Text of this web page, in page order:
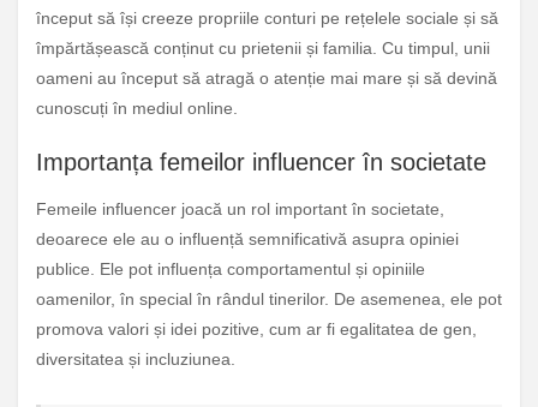
început să își creeze propriile conturi pe rețelele sociale și să
împărtășească conținut cu prietenii și familia. Cu timpul, unii
oameni au început să atragă o atenție mai mare și să devină
cunoscuți în mediul online.
Importanța femeilor influencer în societate
Femeile influencer joacă un rol important în societate,
deoarece ele au o influență semnificativă asupra opiniei
publice. Ele pot influența comportamentul și opiniile
oamenilor, în special în rândul tinerilor. De asemenea, ele pot
promova valori și idei pozitive, cum ar fi egalitatea de gen,
diversitatea și incluziunea.